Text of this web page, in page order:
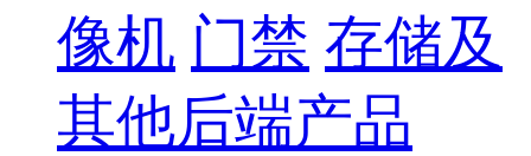
像机 门禁 存储及
其他后端产品